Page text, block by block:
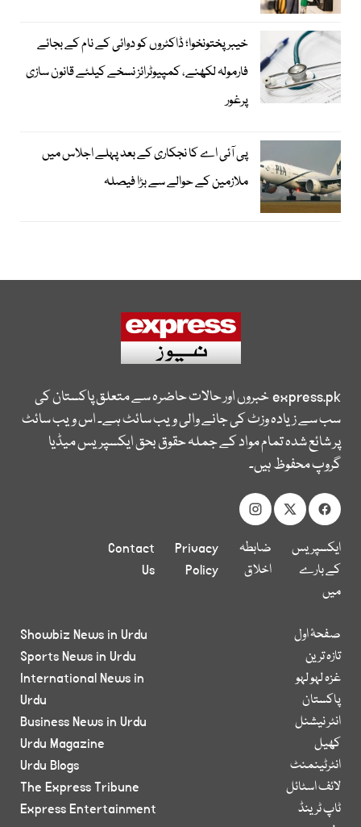
خیبرپختونخوا؛ ڈاکٹروں کو دوائی کے نام کے بجائے
فارمولہ لکھنے، کمپیوٹرائز نسخے کیلئے قانون سازی
پرغور
پی آئی اے کا نجکاری کے بعد پہلے اجلاس میں
ملازمین کے حوالے سے بڑا فیصلہ
express.pkخبروں اور حالات حاضرہ سے متعلق پاکستان کی
سب سے زیادہ وزٹ کی جانے والی ویب سائٹ ہے۔ اس ویب سائٹ
پر شائع شدہ تمام مواد کے جملہ حقوق بحق ایکسپریس میڈیا
گروپ محفوظ ہیں۔
ایکسپریس
کے بارے
میں
ضابطہ
اخلاق
Privacy
Policy
Contact
Us
صفحۂ اول
تازہ ترین
غزہ لہو لہو
پاکستان
انٹر نیشنل
کھیل
انٹرٹینمنٹ
لائف اسٹائل
ٹاپ ٹرینڈ
Showbiz News in Urdu
Sports News in Urdu
International News in
Urdu
Business News in Urdu
Urdu Magazine
Urdu Blogs
The Express Tribune
Express Entertainment